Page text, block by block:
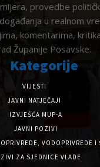
provedbe
u realnom
komentarima,
Županije Posavske.
Kategorije
VIJESTI
JAVNI NATJEČAJI
IZVJEŠĆA MUP-A
JAVNI POZIVI
VODOPRIVREDE I
ZA SJEDNICE VLADE